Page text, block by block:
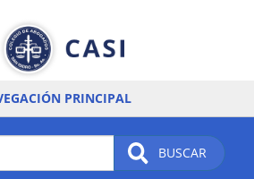
PRINCIPAL
BUSCAR